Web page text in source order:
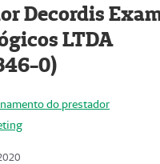
Decordis
LTDA
0)
do prestador